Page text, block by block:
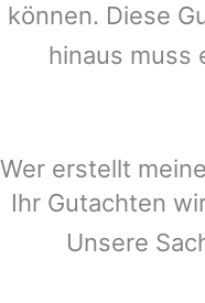
können. Diese
hinaus muss
Wer erstellt
Ihr Gutachten
Unsere